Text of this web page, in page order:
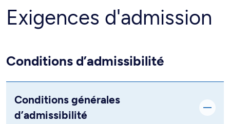
Exigences d'admission
Conditions d’admissibilité
Conditions générales
d’admissibilité